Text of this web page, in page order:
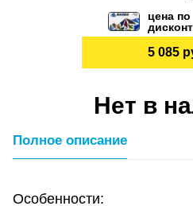
цена по
5 085
Нет в
Полное описание
Особенности: